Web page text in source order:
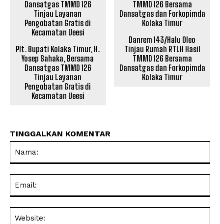
Plt. Bupati Kolaka Timur, H.
Yosep Sahaka, Bersama
Dansatgas TMMD 126
Tinjau Layanan
Pengobatan Gratis di
Kecamatan Ueesi
Danrem 143/Halu Oleo
Tinjau Rumah RTLH Hasil
TMMD 126 Bersama
Dansatgas dan Forkopimda
Kolaka Timur
TINGGALKAN KOMENTAR